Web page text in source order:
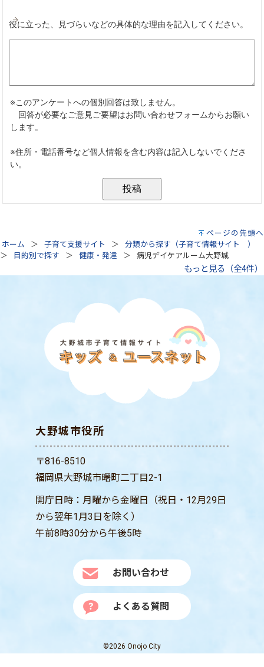
ページの先頭へ
ホーム
子育て支援サイト
分類から探す（子育て情報サイト ）
目的別で探す
健康・発達 病児デイケアルーム大野城
もっと見る（全4件）
大野城市役所
〒816-8510
福岡県大野城市曙町二丁目2-1
開庁日時：月曜から金曜日（祝日・12月29日
から翌年1月3日を除く）
午前8時30分から午後5時
お問い合わせ
よくある質問
©2026 Onojo City